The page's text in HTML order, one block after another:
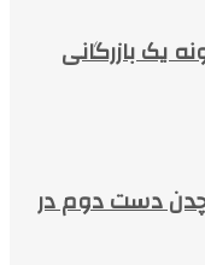
در سال ۱۴۰۴؛ چگونه یک بازرگانی
چدن دست دوم در